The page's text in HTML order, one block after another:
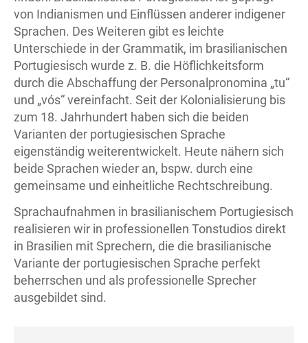
von Indianismen und Einflüssen anderer indigener
Sprachen. Des Weiteren gibt es leichte
Unterschiede in der Grammatik, im brasilianischen
Portugiesisch wurde z. B. die Höflichkeitsform
durch die Abschaffung der Personalpronomina „tu“
und „vós“ vereinfacht. Seit der Kolonialisierung bis
zum 18. Jahrhundert haben sich die beiden
Varianten der portugiesischen Sprache
eigenständig weiterentwickelt. Heute nähern sich
beide Sprachen wieder an, bspw. durch eine
gemeinsame und einheitliche Rechtschreibung.
Sprachaufnahmen in brasilianischem Portugiesisch
realisieren wir in professionellen Tonstudios direkt
in Brasilien mit Sprechern, die die brasilianische
Variante der portugiesischen Sprache perfekt
beherrschen und als professionelle Sprecher
ausgebildet sind.